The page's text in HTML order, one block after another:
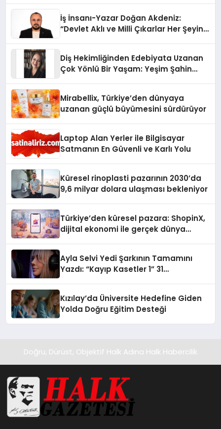
İş İnsanı-Yazar Doğan Akdeniz:
“Devlet Aklı ve Milli Çıkarlar Her Şeyin
Diş Hekimliğinden Edebiyata Uzanan
Çok Yönlü Bir Yaşam: Yeşim Şahin
Mirabellix, Türkiye’den dünyaya
uzanan güçlü büyümesini sürdürüyor
Laptop Alan Yerler ile Bilgisayar
Satmanın En Güvenli ve Karlı Yolu
Küresel rinoplasti pazarının 2030’da
9,6 milyar dolara ulaşması bekleniyor
Türkiye’den küresel pazara: ShopinX,
dijital ekonomi ile gerçek dünya
Ayla Selvi Yedi Şarkının Tamamını
Yazdı: “Kayıp Kasetler 1” 31
Kızılay’da Üniversite Hedefine Giden
Yolda Doğru Eğitim Desteği
Doğru, Dürüst, Objektif Halk Adına Halk Habercilik